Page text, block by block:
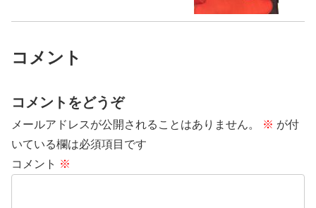
コメント
コメントをどうぞ
メールアドレスが公開されることはありません。 ※ が付
いている欄は必須項目です
コメント ※